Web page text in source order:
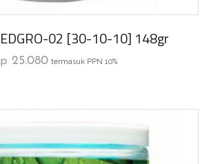
02 [30-10-10] 148gr
25.080 termasuk PPN 10%